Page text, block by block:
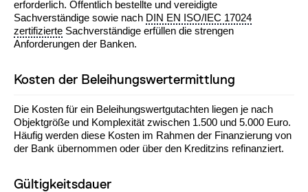
erforderlich. Öffentlich bestellte und vereidigte
Sachverständige sowie nach DIN EN ISO/IEC 17024
zertifizierte Sachverständige erfüllen die strengen
Anforderungen der Banken.
Kosten der Beleihungswertermittlung
Die Kosten für ein Beleihungswertgutachten liegen je nach
Objektgröße und Komplexität zwischen 1.500 und 5.000 Euro.
Häufig werden diese Kosten im Rahmen der Finanzierung von
der Bank übernommen oder über den Kreditzins refinanziert.
Gültigkeitsdauer